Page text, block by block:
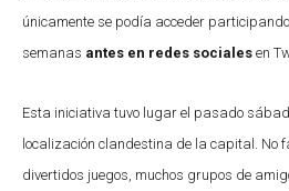
únicamente se podía acceder
semanas antes en redes sociales en
Esta iniciativa tuvo lugar el pasado
localización clandestina de la capital. No
divertidos juegos, muchos grupos de